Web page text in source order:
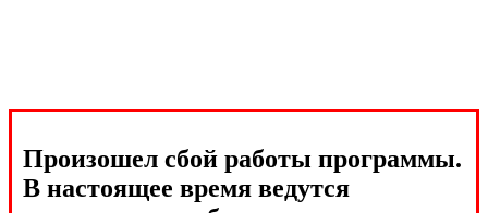
Произошел сбой работы программы.
В настоящее время ведутся